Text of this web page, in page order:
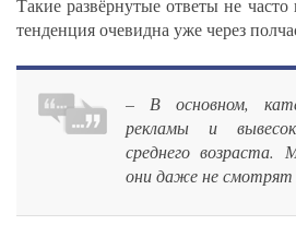
тенденция очевидна уже через
– В основном,
рекламы и
среднего возраста.
они даже не смотрят